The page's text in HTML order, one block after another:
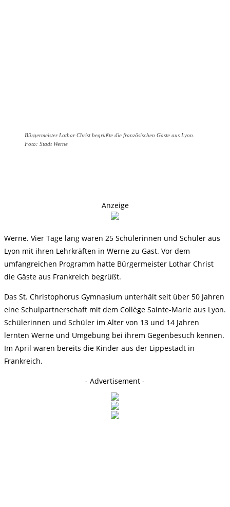
Bürgermeister Lothar Christ begrüßte die französischen Gäste aus Lyon.
Foto: Stadt Werne
Anzeige
Werne. Vier Tage lang waren 25 Schülerinnen und Schüler aus
Lyon mit ihren Lehrkräften in Werne zu Gast. Vor dem
umfangreichen Programm hatte Bürgermeister Lothar Christ
die Gäste aus Frankreich begrüßt.
Das St. Christophorus Gymnasium unterhält seit über 50 Jahren
eine Schulpartnerschaft mit dem Collège Sainte-Marie aus Lyon.
Schülerinnen und Schüler im Alter von 13 und 14 Jahren
lernten Werne und Umgebung bei ihrem Gegenbesuch kennen.
Im April waren bereits die Kinder aus der Lippestadt in
Frankreich.
- Advertisement -